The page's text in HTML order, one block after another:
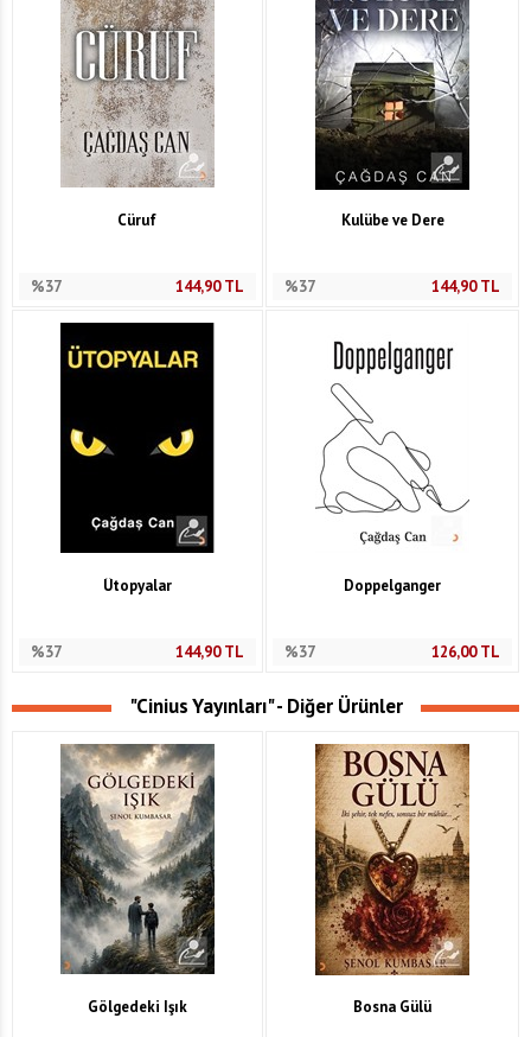
Cüruf
%37 144,90TL
Kulübe ve Dere
%37 144,90TL
Ütopyalar
%37 144,90TL
Doppelganger
%37 126,00TL
"Cinius Yayınları" - Diğer Ürünler
Gölgedeki Işık Bosna Gülü